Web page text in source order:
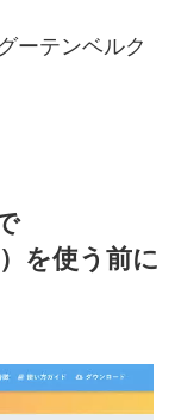
ーテンベルク
を使う前に